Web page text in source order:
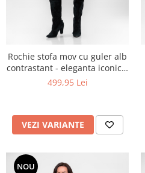
Rochie stofa mov cu guler alb
contrastant - eleganta iconica,
stil atemporal
499,95 Lei
VEZI VARIANTE
NOU